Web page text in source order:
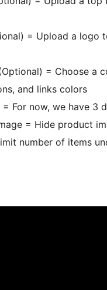
= Upload a logo
= Choose a
and links colors
= For now, we have 3
= Hide product
number of items